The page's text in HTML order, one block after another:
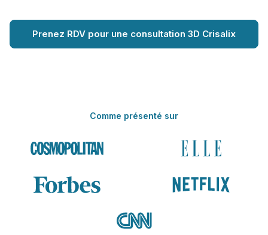
Prenez RDV pour une consultation 3D Crisalix
Comme présenté sur